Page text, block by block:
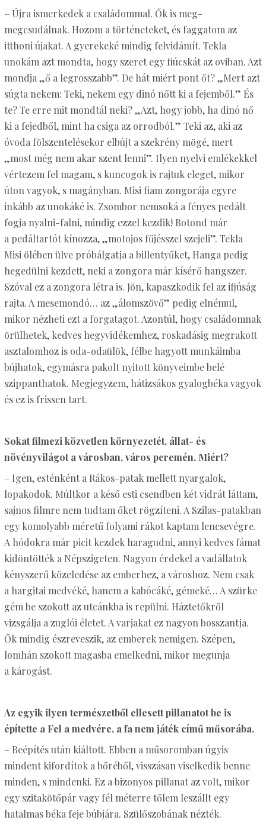
– Újra ismerkedek a családommal. Ők is meg-
megcsudálnak. Hozom a történeteket, és faggatom az
itthoni újakat. A gyerekeké mindig felvidámít. Tekla
unokám azt mondta, hogy szeret egy fiúcskát az oviban. Azt
mondja „ő a legrosszabb”. De hát miért pont őt? „Mert azt
súgta nekem: Teki, nekem egy dinó nőtt ki a fejemből.” És
te? Te erre mit mondtál neki? „Azt, hogy jobb, ha dinó nő
ki a fejedből, mint ha csiga az orrodból.” Teki az, aki az
óvoda fölszentelésekor elbújt a szekrény mögé, mert
„most még nem akar szent lenni”. Ilyen nyelvi emlékekkel
vértezem fel magam, s kuncogok is rajtuk eleget, mikor
úton vagyok, s magányban. Misi fiam zongorája egyre
inkább az unokáké is. Zsombor nemsoká a fényes pedált
fogja nyalni-falni, mindig ezzel kezdik! Botond már
a pedáltartót kínozza, „motojos fűjésszel szejeli”. Tekla
Misi ölében ülve próbálgatja a billentyűket, Hanga pedig
hegedülni kezdett, neki a zongora már kísérő hangszer.
Szóval ez a zongora létra is. Jön, kapaszkodik fel az ifjúság
rajta. A mesemondó… az „álomszövő” pedig elnémul,
mikor nézheti ezt a forgatagot. Azontúl, hogy családomnak
örülhetek, kedves hegyvidékemhez, roskadásig megrakott
asztalomhoz is oda-odaülök, félbe hagyott munkáimba
bújhatok, egymásra pakolt nyitott könyveimbe belé
szippanthatok. Megjegyzem, hátizsákos gyalogbéka vagyok
és ez is frissen tart.
Sokat filmezi közvetlen környezetét, állat- és
növényvilágot a városban, város peremén. Miért?
– Igen, esténként a Rákos-patak mellett nyargalok,
lopakodok. Múltkor a késő esti csendben két vidrát láttam,
sajnos filmre nem tudtam őket rögzíteni. A Szilas-patakban
egy komolyabb méretű folyami rákot kaptam lencsevégre.
A hódokra már picit kezdek haragudni, annyi kedves fámat
kidöntötték a Népszigeten. Nagyon érdekel a vadállatok
kényszerű közeledése az emberhez, a városhoz. Nem csak
a hargitai medvéké, hanem a kabócáké, gémeké… A szürke
gém be szokott az utcánkba is repülni. Háztetőkről
vizsgálja a zuglói életet. A varjakat ez nagyon bosszantja.
Ők mindig észreveszik, az emberek nemigen. Szépen,
lomhán szokott magasba emelkedni, mikor megunja
a károgást.
Az egyik ilyen természetből ellesett pillanatot be is
építette a Fel a medvére, a fa nem játék című műsorába.
– Beépítés után kiáltott. Ebben a műsoromban úgyis
mindent kifordítok a bőréből, visszásan viselkedik benne
minden, s mindenki. Ez a bizonyos pillanat az volt, mikor
egy szitakötőpár vagy fél méterre tőlem leszállt egy
hatalmas béka feje búbjára. Szülőszobának nézték.